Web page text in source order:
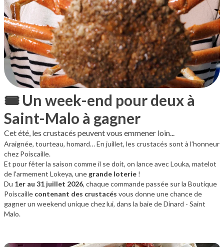
🎟️ Un week-end pour deux à
Saint-Malo à gagner
Cet été, les crustacés peuvent vous emmener loin...
Araignée, tourteau, homard… En juillet, les crustacés sont à l’honneur
chez Poiscaille.
Et pour fêter la saison comme il se doit, on lance avec Louka, matelot
de l'armement Lokeya, une grande loterie !
Du 1er au 31 juillet 2026, chaque commande passée sur la Boutique
Poiscaille contenant des crustacés vous donne une chance de
gagner un weekend unique chez lui, dans la baie de Dinard - Saint
Malo.